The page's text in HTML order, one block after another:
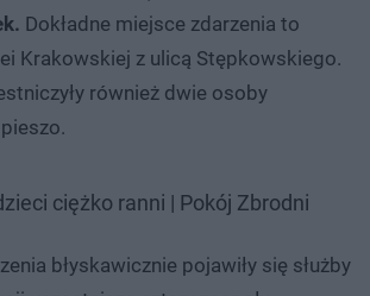
Dokładne miejsce zdarzenia to
Krakowskiej z ulicą Stępkowskiego.
również dwie osoby
ciężko ranni | Pokój Zbrodni
błyskawicznie pojawiły się służby